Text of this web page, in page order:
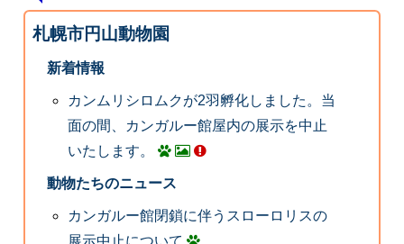
札幌市円山動物園
新着情報
カンムリシロムクが2羽孵化しました。当
面の間、カンガルー館屋内の展示を中止
いたします。
動物たちのニュース
カンガルー館閉鎖に伴うスローロリスの
展示中止について